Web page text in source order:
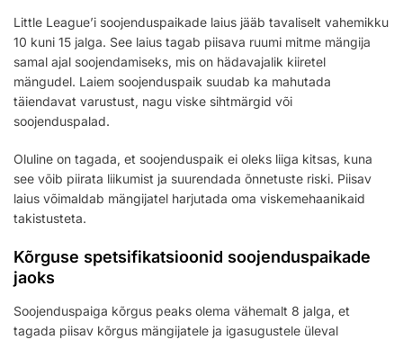
Little League’i soojenduspaikade laius jääb tavaliselt vahemikku
10 kuni 15 jalga. See laius tagab piisava ruumi mitme mängija
samal ajal soojendamiseks, mis on hädavajalik kiiretel
mängudel. Laiem soojenduspaik suudab ka mahutada
täiendavat varustust, nagu viske sihtmärgid või
soojenduspalad.
Oluline on tagada, et soojenduspaik ei oleks liiga kitsas, kuna
see võib piirata liikumist ja suurendada õnnetuste riski. Piisav
laius võimaldab mängijatel harjutada oma viskemehaanikaid
takistusteta.
Kõrguse spetsifikatsioonid soojenduspaikade
jaoks
Soojenduspaiga kõrgus peaks olema vähemalt 8 jalga, et
tagada piisav kõrgus mängijatele ja igasugustele üleval